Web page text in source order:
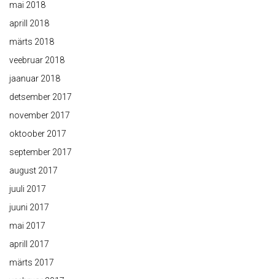
mai 2018
aprill 2018
märts 2018
veebruar 2018
jaanuar 2018
detsember 2017
november 2017
oktoober 2017
september 2017
august 2017
juuli 2017
juuni 2017
mai 2017
aprill 2017
märts 2017